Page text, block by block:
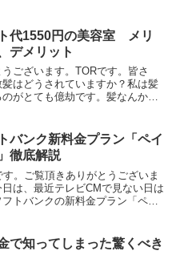
体調を崩しやすいので、皆さんも
けてくださいね。...
代1550円の美容室 メリ
デメリット
うございます。TORです。皆さ
髪はどうされていますか？私は髪
のがとても億劫です。髪なんか伸
事も含めて、そこにまつわる時間
ないなと感じてしま...
バンク新料金プラン「ペイ
徹底解説
す。ご覧頂きありがとうございま
は、最近テレビCMで見ない日は
トバンクの新料金プラン「ペイ
ェックしてくださいね。
...
で知ってしまった驚くべき